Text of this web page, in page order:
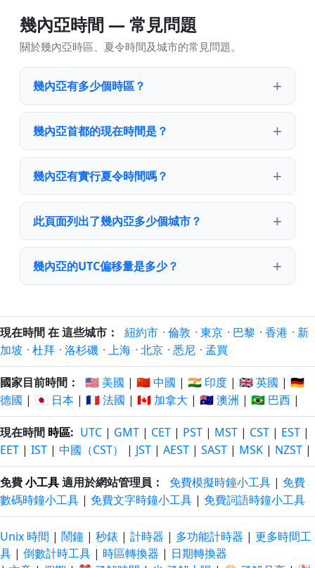
幾內亞時間 — 常見問題
關於幾內亞時區、夏令時間及城市的常見問題。
幾內亞有多少個時區？
幾內亞首都的現在時間是？
幾內亞有實行夏令時間嗎？
此頁面列出了幾內亞多少個城市？
幾內亞的UTC偏移量是多少？
現在時間 在 這些城市： 紐約市 · 倫敦 · 東京 · 巴黎 · 香港 · 新
加坡 · 杜拜 · 洛杉磯 · 上海 · 北京 · 悉尼 · 孟買
國家目前時間： 🇺🇸 美國 | 🇨🇳 中國 | 🇮🇳 印度 | 🇬🇧 英國 | 🇩🇪
德國 | 🇯🇵 日本 | 🇫🇷 法國 | 🇨🇦 加拿大 | 🇦🇺 澳洲 | 🇧🇷 巴西 |
現在時間 時區: UTC | GMT | CET | PST | MST | CST | EST |
EET | IST | 中國（CST） | JST | AEST | SAST | MSK | NZST |
免費小工具適用於網站管理員： 免費模擬時鐘小工具 | 免費
數碼時鐘小工具 | 免費文字時鐘小工具 | 免費詞語時鐘小工具
Unix 時間 | 鬧鐘 | 秒錶 | 計時器 | 多功能計時器 | 更多時間工
具 | 倒數計時工具 | 時區轉換器 | 日期轉換器